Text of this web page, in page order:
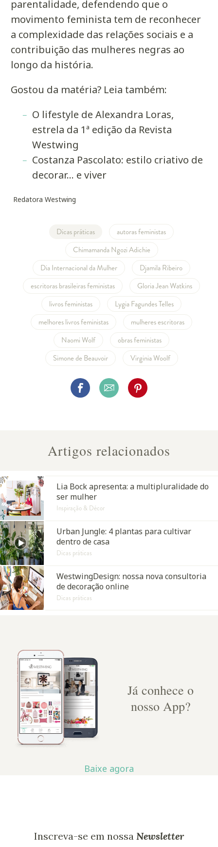
parentalidade, defendendo que o
movimento feminista tem de reconhecer
a complexidade das relações sociais e a
contribuição das mulheres negras ao
longo da história.
Gostou da matéria? Leia também:
O lifestyle de Alexandra Loras,
estrela da 1ª edição da Revista
Westwing
Costanza Pascolato: estilo criativo de
decorar… e viver
Redatora Westwing
Dicas práticas
autoras feministas
Chimamanda Ngozi Adichie
Dia Internacional da Mulher
Djamila Ribeiro
escritoras brasileiras feministas
Gloria Jean Watkins
livros feministas
Lygia Fagundes Telles
melhores livros feministas
mulheres escritoras
Naomi Wolf
obras feministas
Simone de Beauvoir
Virginia Woolf
Artigos relacionados
Lia Bock apresenta: a multipluralidade do
ser mulher
Inspiração & Décor
Urban Jungle: 4 plantas para cultivar
dentro de casa
Dicas práticas
WestwingDesign: nossa nova consultoria
de decoração online
Dicas práticas
Já conhece o
nosso App?
Baixe agora
Inscreva-se em nossa Newsletter